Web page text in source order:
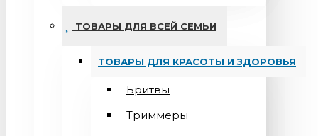
ТОВАРЫ ДЛЯ ВСЕЙ СЕМЬИ
ТОВАРЫ ДЛЯ КРАСОТЫ И ЗДОРОВЬЯ
Бритвы
Триммеры